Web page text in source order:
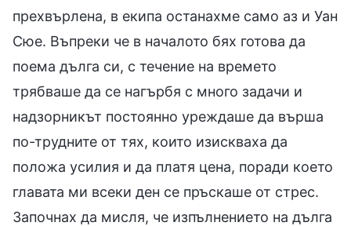
прехвърлена, в екипа останахме само аз и Уан
Сюе. Въпреки че в началото бях готова да
поема дълга си, с течение на времето
трябваше да се нагърбя с много задачи и
надзорникът постоянно уреждаше да върша
по-трудните от тях, които изискваха да
положа усилия и да платя цена, поради което
главата ми всеки ден се пръскаше от стрес.
Започнах да мисля, че изпълнението на дълга